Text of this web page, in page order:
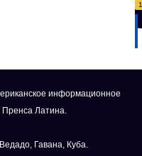
информационное
Пренса Латина.
Гавана, Куба.